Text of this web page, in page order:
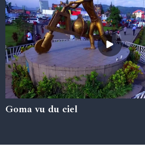
05 juin 2024
Goma vu du ciel